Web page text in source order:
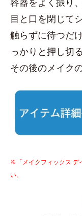
目と口を閉じて
触らずに待つだ
っかりと押し切
その後のメイク
※「メイクフィックス デ
い。